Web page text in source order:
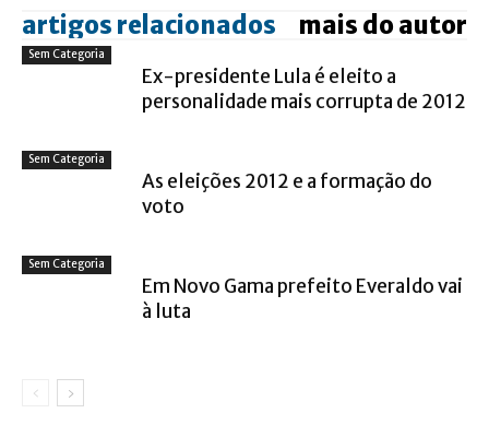
artigos relacionados mais do autor
Sem Categoria
Ex-presidente Lula é eleito a
personalidade mais corrupta de 2012
Sem Categoria
As eleições 2012 e a formação do
voto
Sem Categoria
Em Novo Gama prefeito Everaldo vai
à luta